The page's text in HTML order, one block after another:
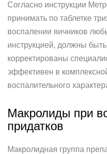
Согласно инструкции
принимать по таблетке
воспалении яичников
инструкцией, должны
корректированы
эффективен в
воспалительного
Макролиды при
придатков
Макролидная группа